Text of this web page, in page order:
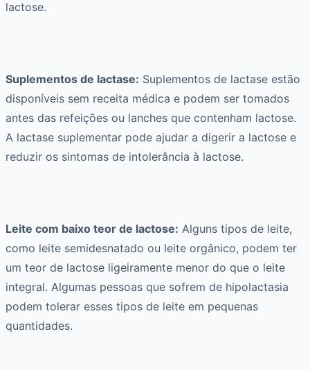
lactose.
Suplementos de lactase: Suplementos de lactase estão
disponíveis sem receita médica e podem ser tomados
antes das refeições ou lanches que contenham lactose.
A lactase suplementar pode ajudar a digerir a lactose e
reduzir os sintomas de intolerância à lactose.
Leite com baixo teor de lactose: Alguns tipos de leite,
como leite semidesnatado ou leite orgânico, podem ter
um teor de lactose ligeiramente menor do que o leite
integral. Algumas pessoas que sofrem de hipolactasia
podem tolerar esses tipos de leite em pequenas
quantidades.